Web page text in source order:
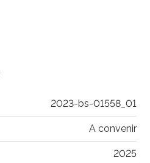
2023-bs-01558_01
A convenir
2025